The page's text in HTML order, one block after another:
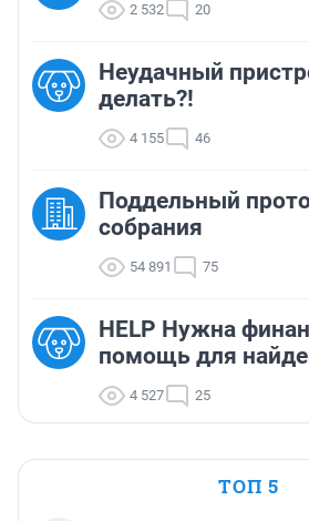
2 532 20
Неудачный
делать?!
4 155 46
Поддельный
собрания
54 891 75
HELP Нужна
помощь для
4 527 25
ТОП 5